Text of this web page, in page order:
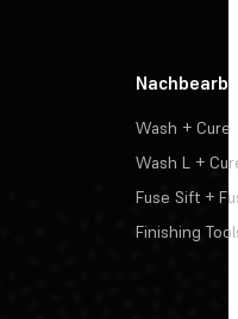
Wash + Cure
Wash L +
Fuse Sift +
Finishing